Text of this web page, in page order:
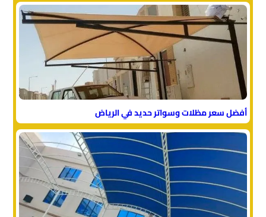
أفضل سعر مظلات وسواتر حديد في الرياض